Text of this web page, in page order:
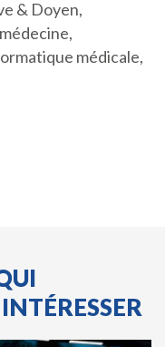
& Doyen,
médicale,